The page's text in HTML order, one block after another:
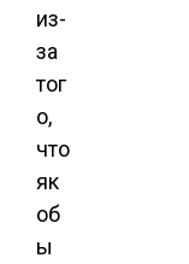
из-
за
тог
о,
что
як
об
ы